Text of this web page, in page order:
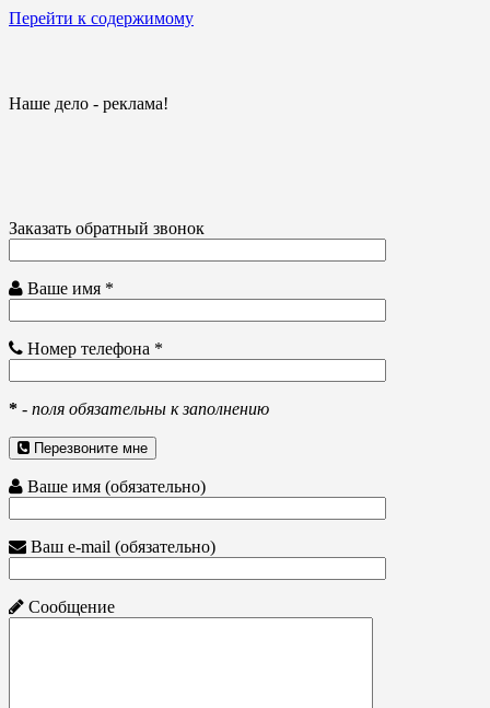
Перейти к содержимому
Наше дело - реклама!
Заказать обратный звонок
Ваше имя *
Номер телефона *
* - поля обязательны к заполнению
Перезвоните мне
Ваше имя (обязательно)
Ваш e-mail (обязательно)
Сообщение